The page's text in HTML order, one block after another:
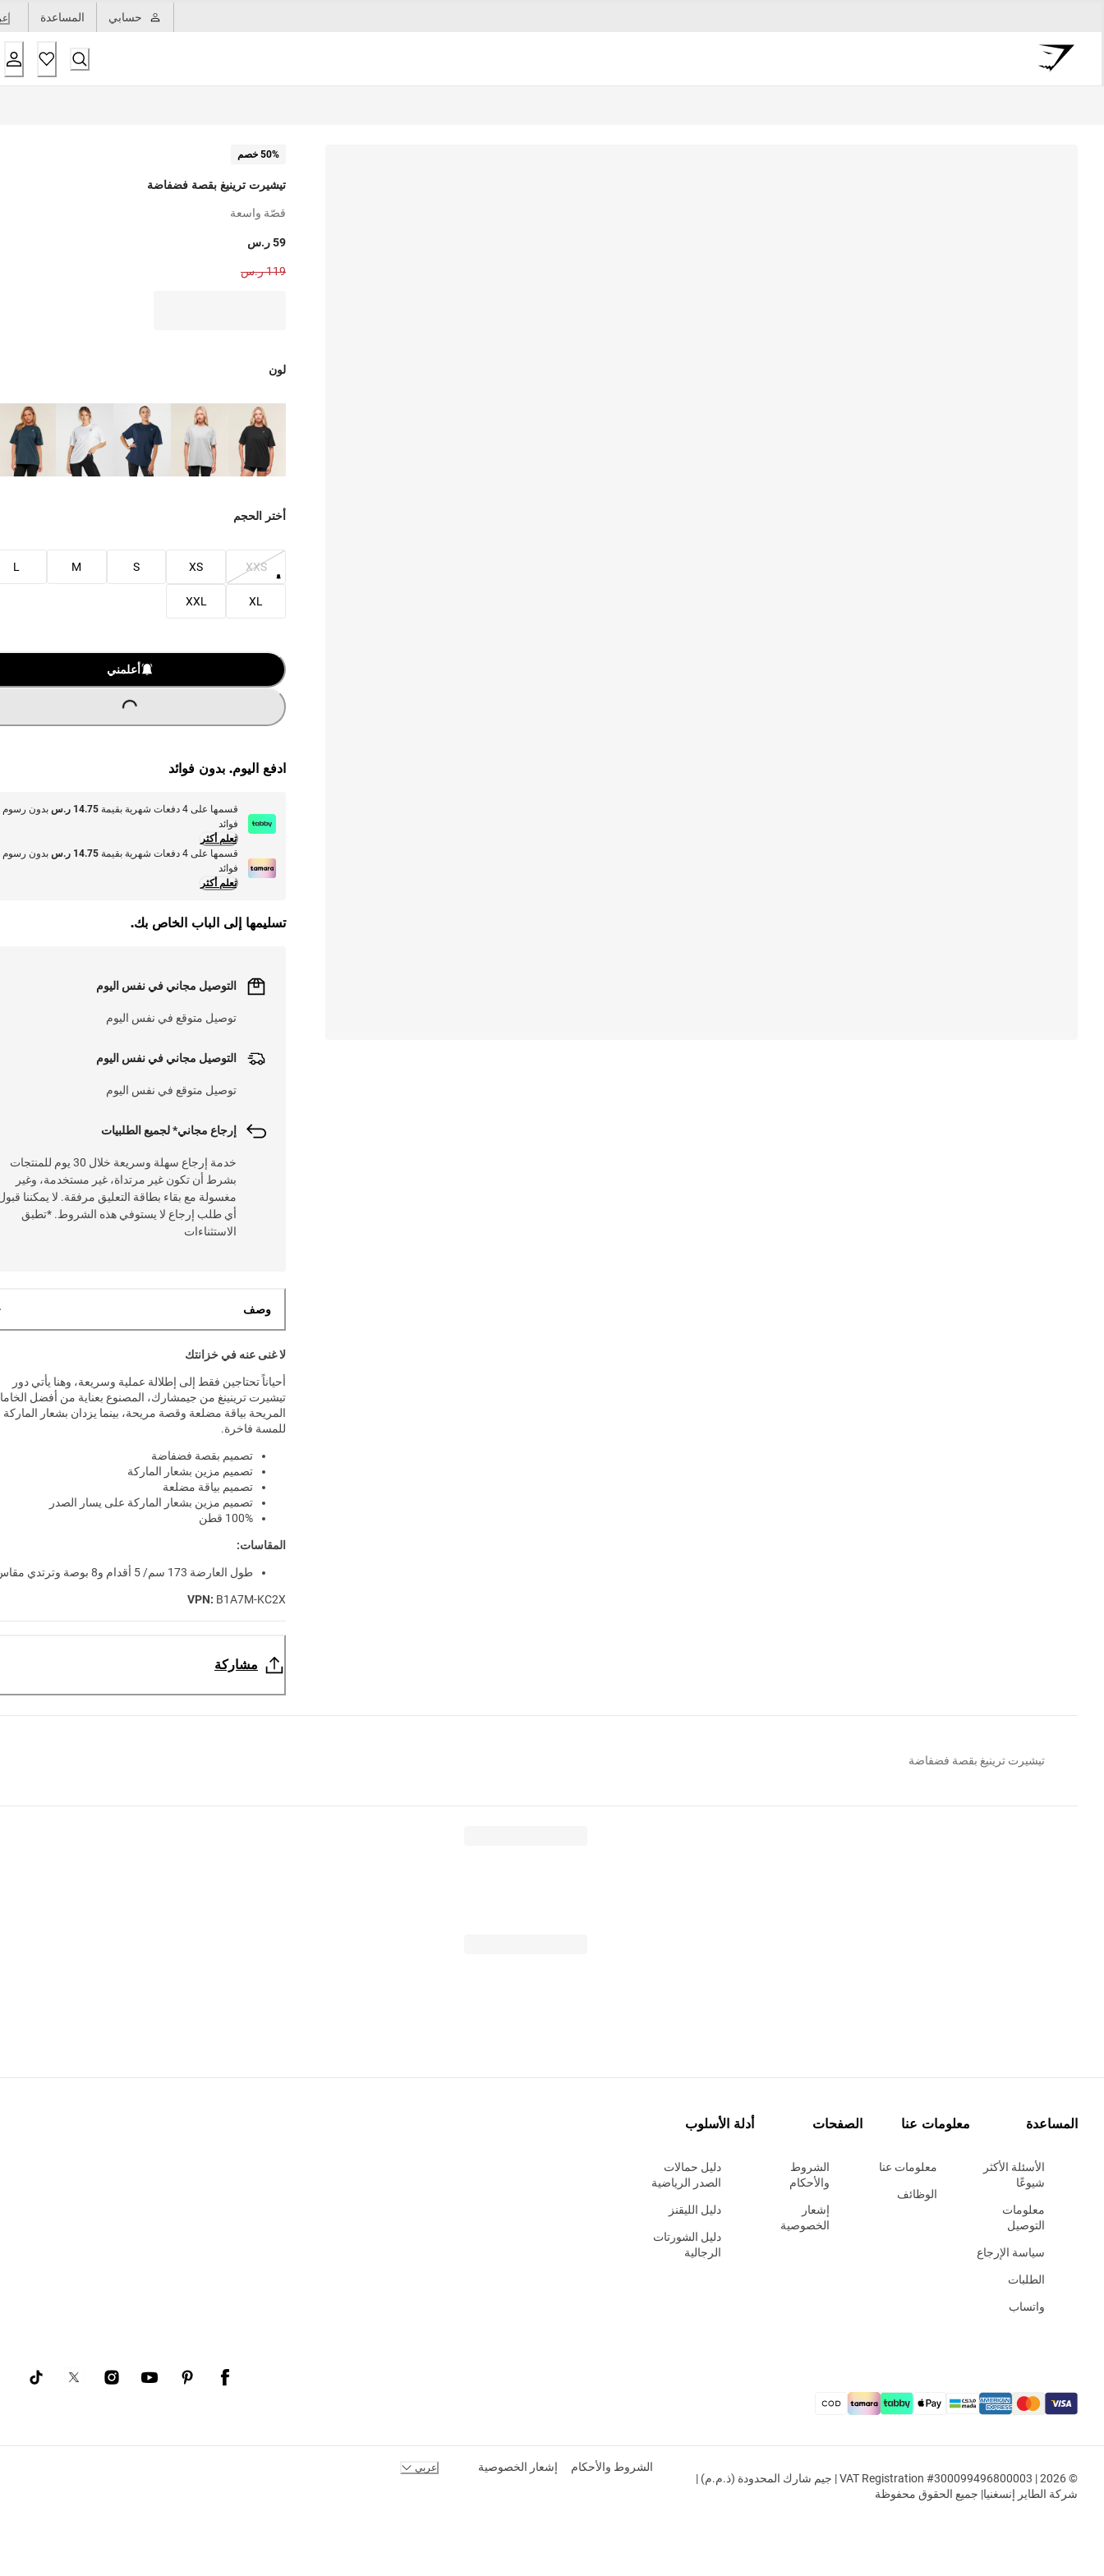
حسابي المساعدة
50% خصم
تيشيرت ترينيغ بقصة فضفاضة
قصّة واسعة
59 ر.س
119 ر.س
لون
أختر الحجم
XXS
XS
S
M
L
XL
XXL
أعلمني
L
O
A
D
I
N
G
.
.
.
ادفع اليوم. بدون فوائد
قسمها على 4 دفعات شهرية بقيمة 14.75 ر.س
بدون رسوم
فوائد
تعلم أكثر
قسمها على 4 دفعات شهرية بقيمة
14.75 ر.س
بدون رسوم
فوائد
تعلم أكثر
تسليمها إلى الباب الخاص بك.
التوصيل مجاني في نفس اليوم
توصيل متوقع في نفس اليوم
التوصيل مجاني في نفس اليوم
توصيل متوقع في نفس اليوم
إرجاع مجاني* لجميع الطلبيات
خدمة إرجاع سهلة وسريعة خلال 30 يوم للمنتجات
بشرط أن تكون غير مرتداة، غير مستخدمة، وغير
مغسولة مع بقاء بطاقة التعليق مرفقة. لا يمكننا
أي طلب إرجاع لا يستوفي هذه الشروط. *تطبق
الاستثناءات
وصف
لا غنى عنه في خزانتك
أحياناً تحتاجين فقط إلى إطلالة عملية وسريعة، وهنا يأتي دور
تيشيرت ترينينغ من جيمشارك، المصنوع بعناية من أفضل
المريحة بياقة مضلعة وقصة مريحة، بينما يزدان بشعار الماركة
للمسة فاخرة.
تصميم بقصة فضفاضة
تصميم مزين بشعار الماركة
تصميم بياقة مضلعة
تصميم مزين بشعار الماركة على يسار الصدر
100% قطن
المقاسات:
طول العارضة 173 سم/ 5 أقدام و8 بوصة وترتدي مقاس XS
VPN: B1A7M-KC2X
مشاركة
تيشيرت ترينيغ بقصة فضفاضة
المساعدة
الأسئلة الأكثر
شيوعًا
معلومات
التوصيل
سياسة الإرجاع
الطلبات
واتساب
معلومات عنا
معلومات عنا
الوظائف
الصفحات
الشروط
والأحكام
إشعار
الخصوصية
أدلة الأسلوب
دليل حمالات
الصدر الرياضية
دليل الليقنز
دليل الشورتات
الرجالية
© 2026 | VAT Registration #300099496800003 | جيم شارك المحدودة (ذ.م.م) |
شركة الطاير إنسغنيا| جميع الحقوق محفوظة
الشروط والأحكام إشعار الخصوصية عربي